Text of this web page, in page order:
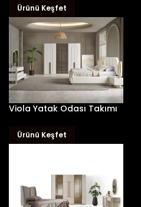
Ürünü Keşfet
Viola Yatak Odası Takımı
Ürünü Keşfet